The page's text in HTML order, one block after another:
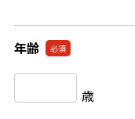
年齢 必須